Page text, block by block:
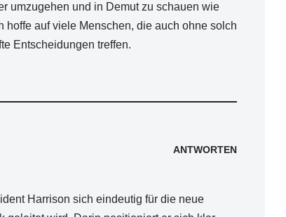
umzugehen und in Demut zu schauen wie
auf viele Menschen, die auch ohne solch
Entscheidungen treffen.
ANTWORTEN
Harrison sich eindeutig für die neue